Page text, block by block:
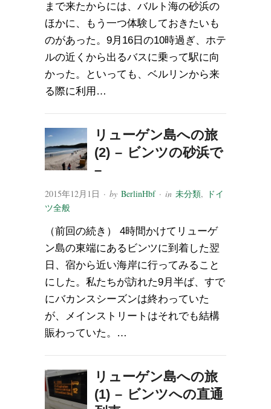
まで来たからには、バルト海の砂浜の
ほかに、もう一つ体験しておきたいも
のがあった。9月16日の10時過ぎ、ホテ
ルの近くから出るバスに乗って駅に向
かった。といっても、ベルリンから来
る際に利用…
リューゲン島への旅
(2) – ビンツの砂浜で
–
2015年12月1日 · by BerlinHbf· in 未分類,
ドイ
ツ全般
（前回の続き） 4時間かけてリューゲ
ン島の東端にあるビンツに到着した翌
日、宿から近い海岸に行ってみること
にした。私たちが訪れた9月半ば、すで
にバカンスシーズンは終わっていた
が、メインストリートはそれでも結構
賑わっていた。…
リューゲン島への旅
(1) – ビンツへの直通